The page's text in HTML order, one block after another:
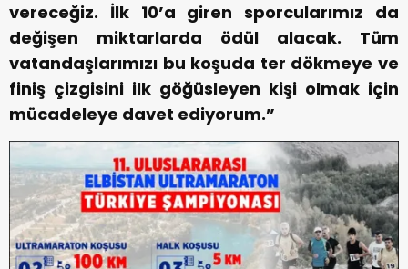
vereceğiz. İlk 10’a giren sporcularımız da
değişen miktarlarda ödül alacak. Tüm
vatandaşlarımızı bu koşuda ter dökmeye ve
finiş çizgisini ilk göğüsleyen kişi olmak için
mücadeleye davet ediyorum.”